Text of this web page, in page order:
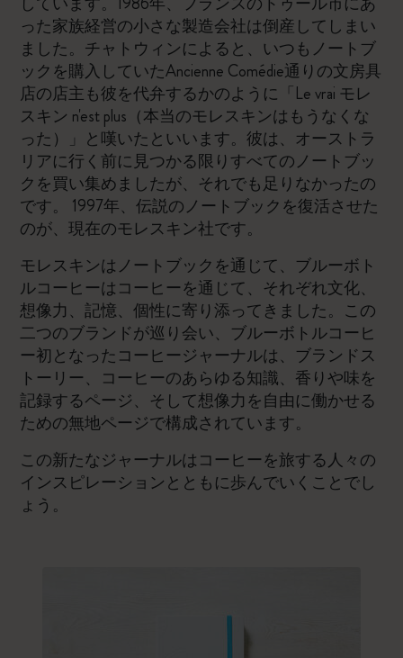
った家族経営の小さな製造会社は倒産してしまい
ました。チャトウィンによると、いつもノートブ
ックを購入していたAncienne Comédie通りの文房具
店の店主も彼を代弁するかのように「Le vrai モレ
スキン n'est plus（本当のモレスキンはもうなくな
った）」と嘆いたといいます。彼は、オーストラ
リアに行く前に見つかる限りすべてのノートブッ
クを買い集めましたが、それでも足りなかったの
です。 1997年、伝説のノートブックを復活させた
のが、現在のモレスキン社です。
モレスキンはノートブックを通じて、ブルーボト
ルコーヒーはコーヒーを通じて、それぞれ文化、
想像力、記憶、個性に寄り添ってきました。この
二つのブランドが巡り会い、ブルーボトルコーヒ
ー初となったコーヒージャーナルは、ブランドス
トーリー、コーヒーのあらゆる知識、香りや味を
記録するページ、そして想像力を自由に働かせる
ための無地ページで構成されています。
この新たなジャーナルはコーヒーを旅する人々の
インスピレーションとともに歩んでいくことでし
ょう。